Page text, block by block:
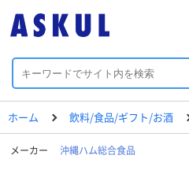
ホーム 飲料/食品/ギフト/お酒
メーカー 沖縄ハム総合食品